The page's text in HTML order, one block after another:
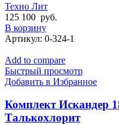
Техно Лит
125 100 руб.
В корзину
Артикул: 0-324-1
Add to compare
Быстрый просмотр
Добавить в Избранное
Комплект Искандер
Талькохлорит